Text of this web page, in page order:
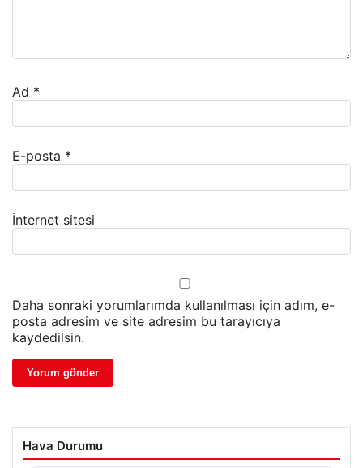
Ad *
E-posta *
İnternet sitesi
Daha sonraki yorumlarımda kullanılması için adım, e-
posta adresim ve site adresim bu tarayıcıya
kaydedilsin.
Hava Durumu